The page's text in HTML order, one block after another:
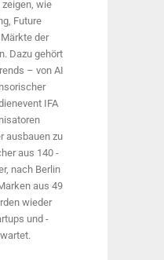
wie
Future
der
Dazu gehört
– von AI
IFA
ausbauen zu
aus 140
nach Berlin
aus 49
wieder
und